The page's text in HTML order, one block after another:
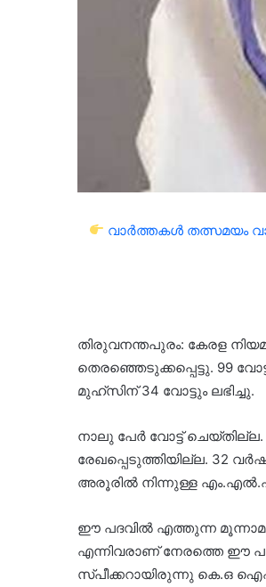
വാർത്തകൾ തത്സമയം
തിരുവനന്തപുരം: കേരള
തെരഞ്ഞെടുക്കപ്പെട്ടു. 99
മുഹ്സിന് 34 വോട്ടും ലഭിച്ചു.
നാലു പേർ വോട്ട് ചെയ്തില്ല.
രേഖപ്പെടുത്തിയില്ല. 32
അരൂരിൽ നിന്നുള്ള
ഈ പദവിൽ എത്തുന്ന
എന്നിവരാണ് നേരത്തെ ഈ
സ്പീക്കറായിരുന്നു കെ.ഒ ഐഷാ